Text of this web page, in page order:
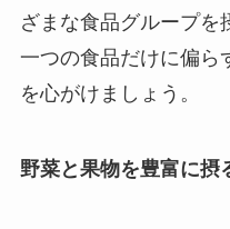
ざまな食品グループを
一つの食品だけに偏ら
を心がけましょう。
野菜と果物を豊富に摂